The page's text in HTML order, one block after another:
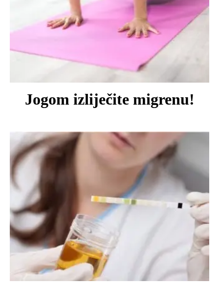
Jogom izliječite migrenu!